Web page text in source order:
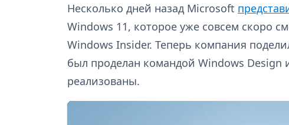
Несколько дней назад Microsoft
Windows 11, которое уже совсем скоро
Windows Insider. Теперь компания
был проделан командой Windows
реализованы.